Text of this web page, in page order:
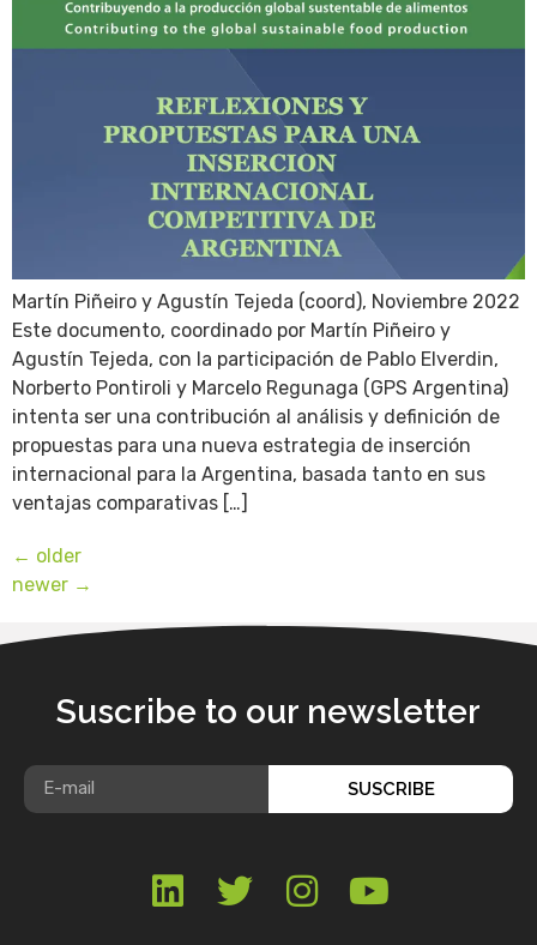
Martín Piñeiro y Agustín Tejeda (coord), Noviembre 2022
Este documento, coordinado por Martín Piñeiro y
Agustín Tejeda, con la participación de Pablo Elverdin,
Norberto Pontiroli y Marcelo Regunaga (GPS Argentina)
intenta ser una contribución al análisis y definición de
propuestas para una nueva estrategia de inserción
internacional para la Argentina, basada tanto en sus
ventajas comparativas […]
← older
newer →
Suscribe to our newsletter
SUSCRIBE